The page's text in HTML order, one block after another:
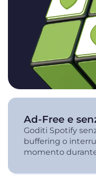
Ad-Free e
Goditi Spotify
buffering o
momento durante